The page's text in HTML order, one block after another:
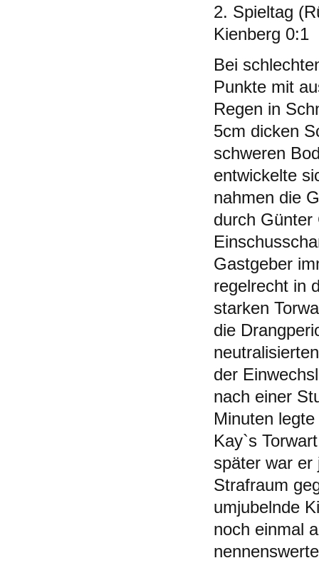
2. Spieltag
Kienberg 0:1
Bei
Punkte mit
Regen in
5cm dicken
schweren
entwickelte
nahmen die
durch Günter
Gastgeber
regelrecht in
starken
die
der
nach einer
Minuten
Kay`s
später war er
Strafraum
umjubelnde
noch einmal